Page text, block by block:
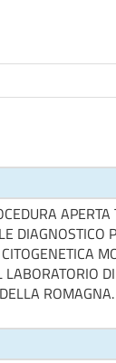
DIAGNOSTICO
LABORATORIO